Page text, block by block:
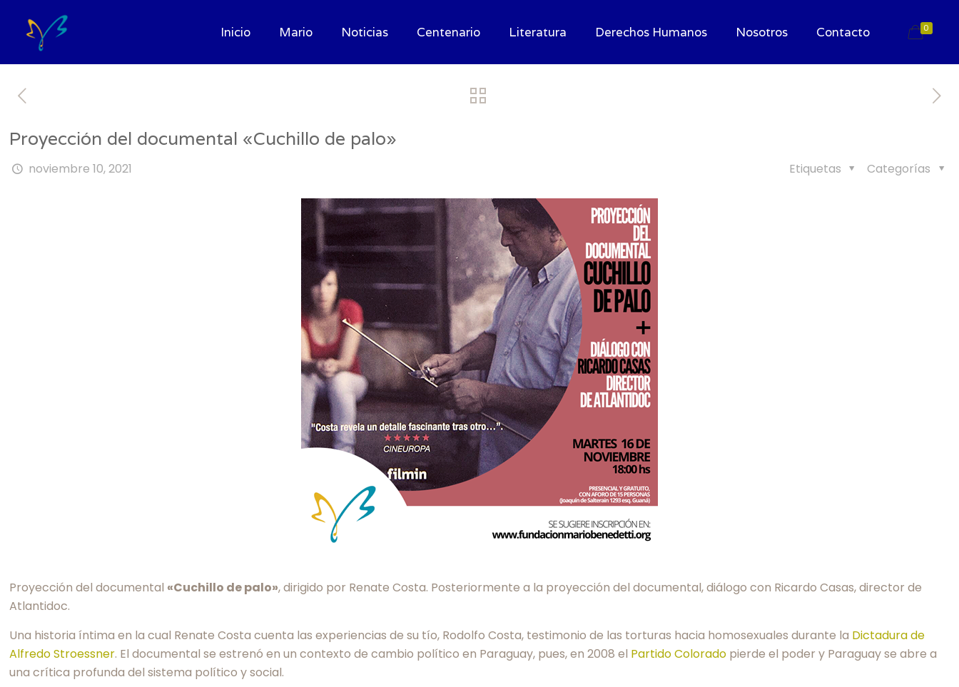
Inicio Mario Noticias Centenario Literatura Derechos Humanos Nosotros Contacto 0
Proyección del documental «Cuchillo de palo»
noviembre 10, 2021 Categorías
Etiquetas
Proyección del documental «Cuchillo de palo», dirigido por Renate Costa. Posteriormente a la proyección del documental, diálogo con Ricardo Casas, director de
Atlantidoc.
Una historia íntima en la cual Renate Costa cuenta las experiencias de su tío, Rodolfo Costa, testimonio de las torturas hacia homosexuales durante la Dictadura de
Alfredo Stroessner. El documental se estrenó en un contexto de cambio político en Paraguay, pues, en 2008 el Partido Colorado pierde el poder y Paraguay se abre a
una crítica profunda del sistema político y social.